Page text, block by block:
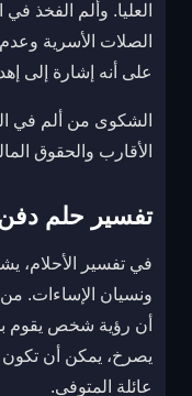
العليا. وألم الفخذ
الصلات الأسرية
على أنه إشارة إلى
الشكوى من ألم في
الأقارب والحقوق
تفسير حلم دفن
في تفسير الأحلام،
ونسيان الإساءات.
أن رؤية شخص يقوم
يصرخ، يمكن أن تكون
عائلة المتوفى.